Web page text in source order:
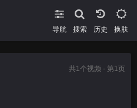
导航 搜索 换肤
共1 个视频 · 第1页